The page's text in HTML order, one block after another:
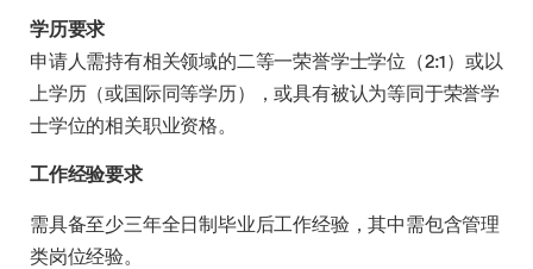
学历要求​​
申请人需持有相关领域的二等一荣誉学士学位（2:1）或以
上学历（或国际同等学历），或具有被认为等同于荣誉学
士学位的相关职业资格。
​​工作经验要求​​
需具备至少三年全日制毕业后工作经验，其中需包含管理
类岗位经验。